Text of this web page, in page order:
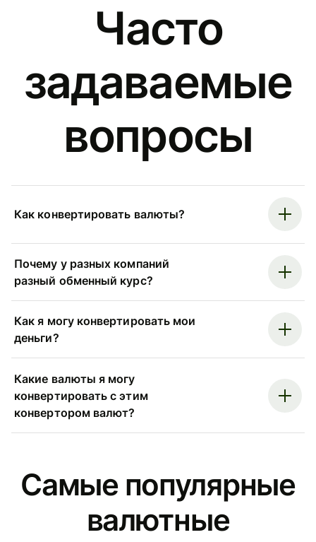
Часто
задаваемые
вопросы
Как конвертировать валюты?
Почему у разных компаний
разный обменный курс?
Как я могу конвертировать мои
деньги?
Какие валюты я могу
конвертировать с этим
конвертором валют?
Самые популярные
валютные